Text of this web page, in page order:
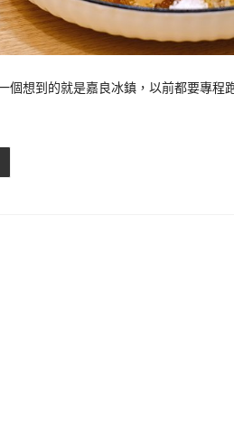
個想到的就是嘉良冰鎮，以前都要專程